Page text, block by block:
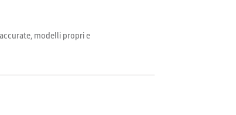
modelli propri e